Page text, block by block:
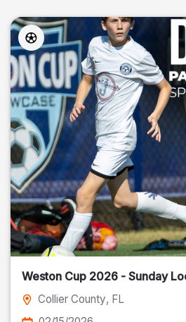
Weston Cup 2026 - Sunday
Collier County, FL